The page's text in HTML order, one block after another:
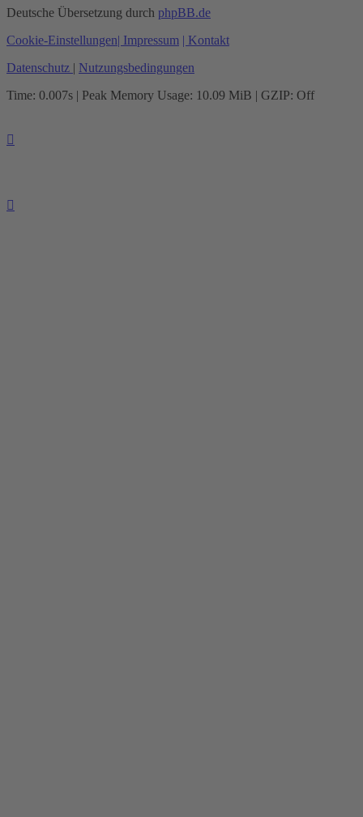
Deutsche Übersetzung durch phpBB.de
Cookie-Einstellungen| Impressum | Kontakt
Datenschutz | Nutzungsbedingungen
Time: 0.007s | Peak Memory Usage: 10.09 MiB | GZIP: Off